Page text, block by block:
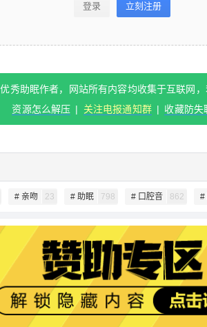
登录 立刻注册
秀助眠作者，网站所有内容均收集于互联网，
资源怎么解压 | 关注电报通知群 | 收藏防失
# 亲吻 23 # 助眠 798 # 口腔音 862 #
扫描二维码继续阅读